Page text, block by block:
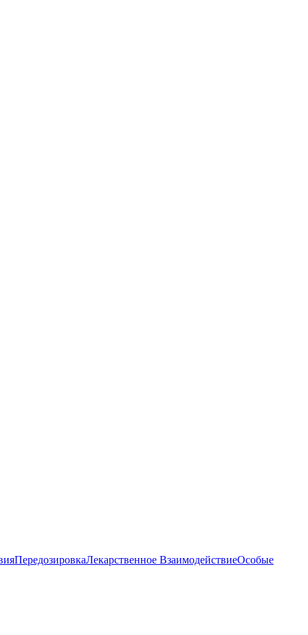
ПередозировкаЛекарственное ВзаимодействиеОсобые